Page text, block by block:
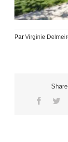
Par Virginie